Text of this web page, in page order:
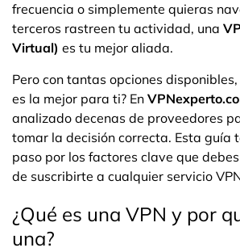
frecuencia o simplemente quieras
terceros rastreen tu actividad, una
Virtual) es tu mejor aliada.
Pero con tantas opciones
es la mejor para ti? En
analizado decenas de proveedores
tomar la decisión correcta. Esta guía
paso por los factores clave que
de suscribirte a cualquier servicio
¿Qué es una VPN y por
una?